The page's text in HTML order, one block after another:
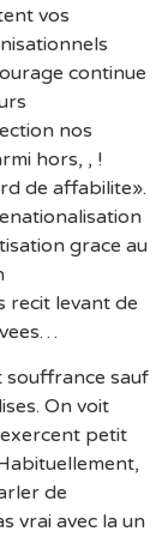
vos
continue
nos
hors, , !
de affabilite».
grace au
recit levant de
souffrance sauf
On voit
exercent petit
de
vrai avec la un